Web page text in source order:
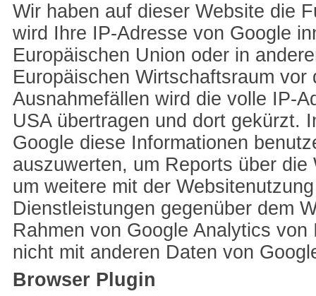
Wir haben auf dieser Website die
wird Ihre IP-Adresse von Google
Europäischen Union oder in
Europäischen Wirtschaftsraum
Ausnahmefällen wird die volle IP-
USA übertragen und dort gekürzt.
Google diese Informationen
auszuwerten, um Reports über
um weitere mit der
Dienstleistungen gegenüber dem
Rahmen von Google Analytics
nicht mit anderen Daten von
Browser Plugin